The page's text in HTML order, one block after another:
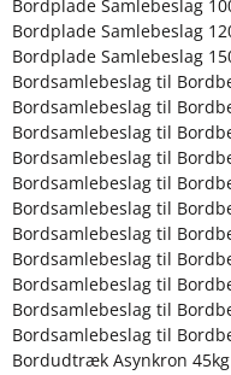
Bordplade Samlebeslag
Bordplade Samlebeslag
Bordplade Samlebeslag
Bordsamlebeslag til
Bordsamlebeslag til
Bordsamlebeslag til
Bordsamlebeslag til
Bordsamlebeslag til
Bordsamlebeslag til
Bordsamlebeslag til
Bordsamlebeslag til
Bordsamlebeslag til
Bordsamlebeslag til
Bordsamlebeslag til
Bordudtræk Asynkron